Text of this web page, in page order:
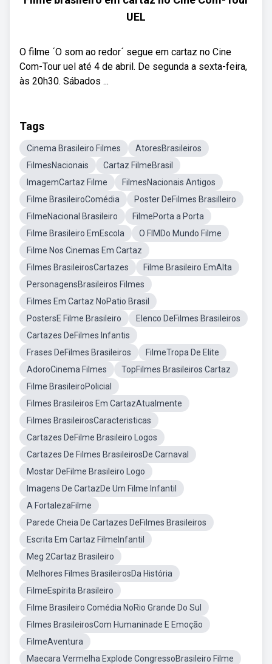
UEL
O filme ´O som ao redor´ segue em cartaz no Cine
Com-Tour uel até 4 de abril. De segunda a sexta-feira,
às 20h30. Sábados ...
Tags
Cinema Brasileiro Filmes
AtoresBrasileiros
FilmesNacionais
Cartaz FilmeBrasil
ImagemCartaz Filme
FilmesNacionais Antigos
Filme BrasileiroComédia
Poster DeFilmes Brasilleiro
FilmeNacional Brasileiro
FilmePorta a Porta
Filme Brasileiro EmEscola
O FIMDo Mundo Filme
Filme Nos Cinemas Em Cartaz
Filmes BrasileirosCartazes
Filme Brasileiro EmAlta
PersonagensBrasileiros Filmes
Filmes Em Cartaz NoPatio Brasil
PostersE Filme Brasileiro
Elenco DeFilmes Brasileiros
Cartazes DeFilmes Infantis
Frases DeFilmes Brasileiros
FilmeTropa De Elite
AdoroCinema Filmes
TopFilmes Brasileiros Cartaz
Filme BrasileiroPolicial
Filmes Brasileiros Em CartazAtualmente
Filmes BrasileirosCaracteristicas
Cartazes DeFilme Brasileiro Logos
Cartazes De Filmes BrasileirosDe Carnaval
Mostar DeFilme Brasileiro Logo
Imagens De CartazDe Um Filme Infantil
A FortalezaFilme
Parede Cheia De Cartazes DeFilmes Brasileiros
Escrita Em Cartaz FilmeInfantil
Meg 2Cartaz Brasileiro
Melhores Filmes BrasileirosDa História
FilmeEspírita Brasileiro
Filme Brasileiro Comédia NoRio Grande Do Sul
Filmes BrasileirosCom Humaninade E Emoção
FilmeAventura
Maecara Vermelha Explode CongressoBrasileiro Filme